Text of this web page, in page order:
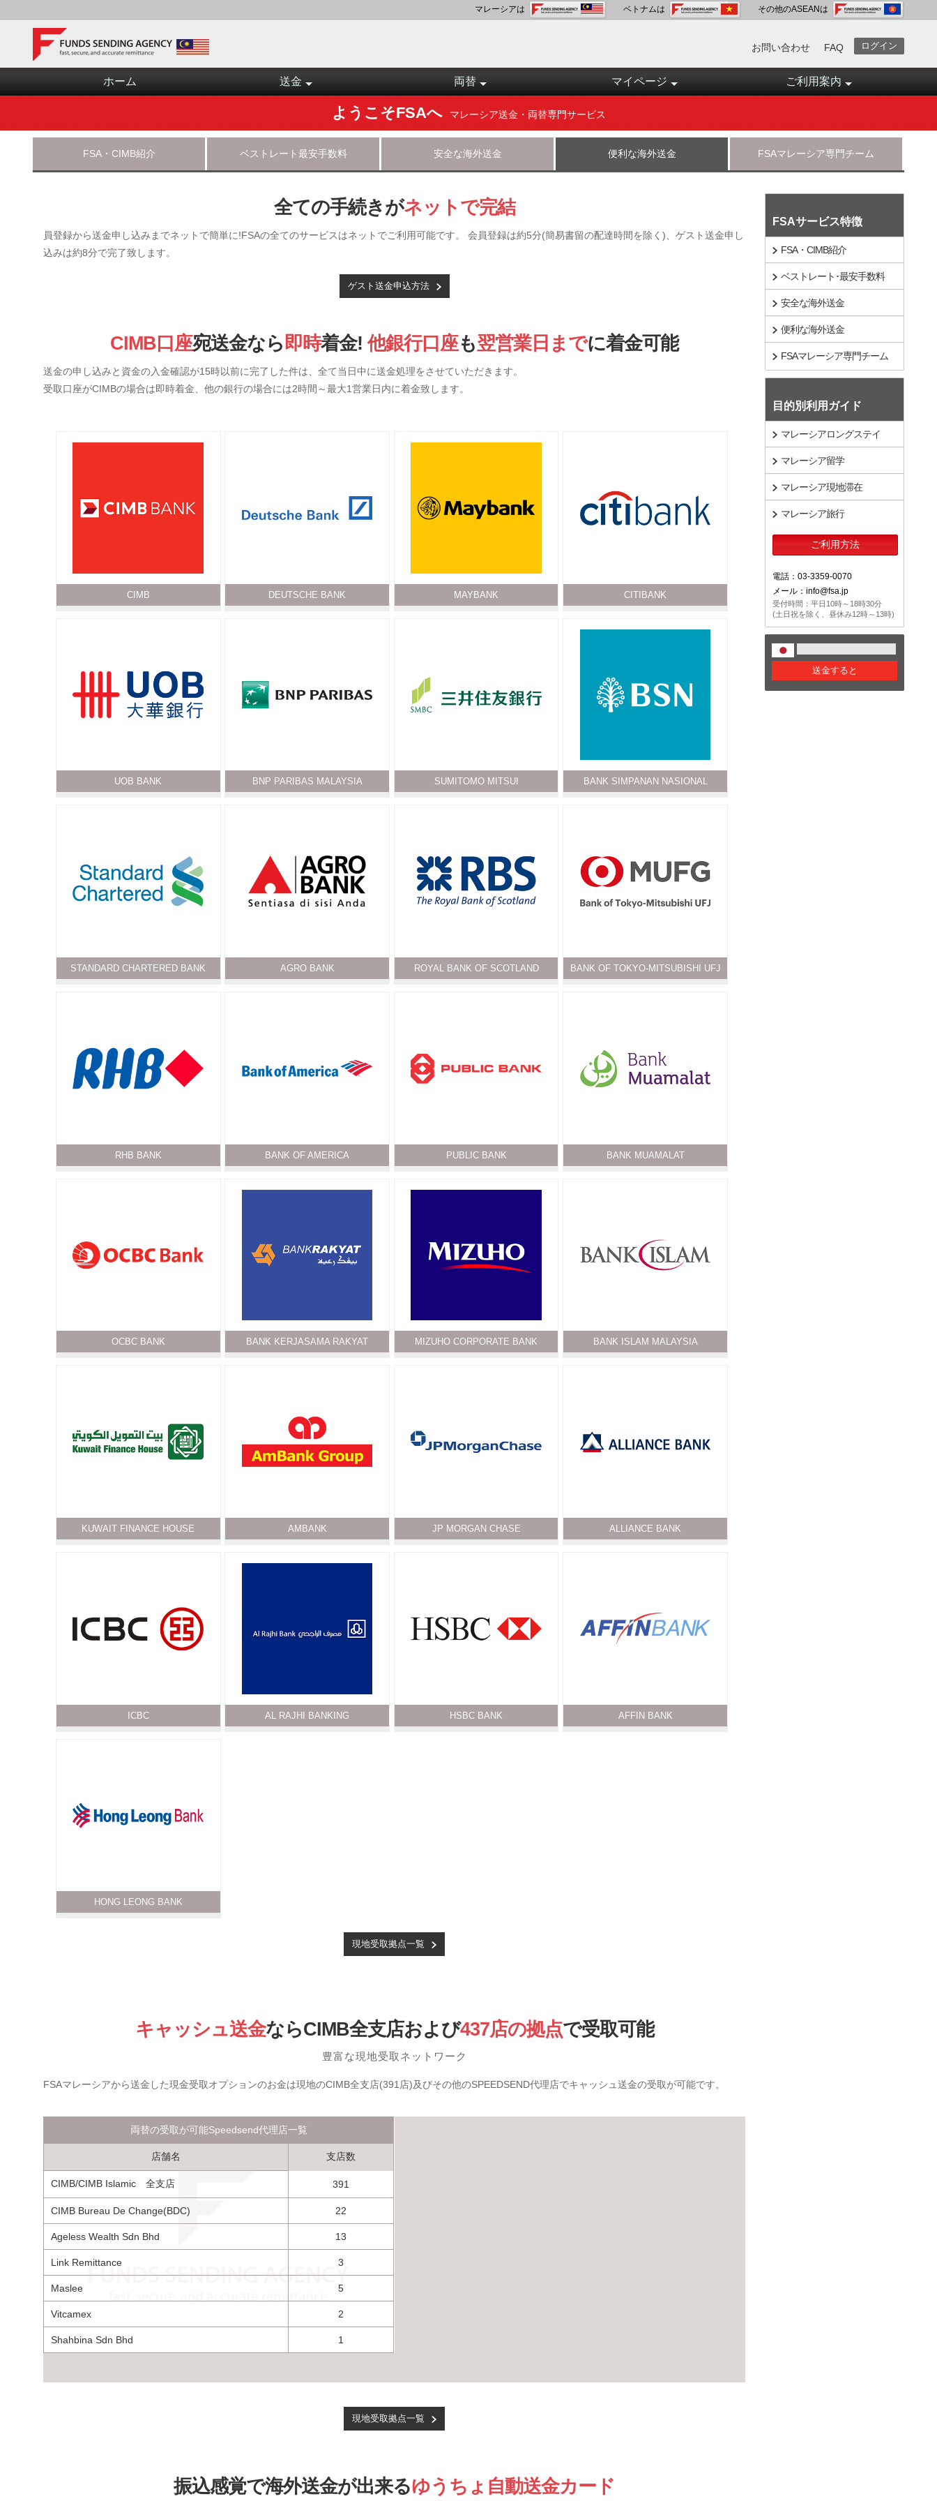
マレーシアは ベトナムは その他のASEANは
お問い合わせ FAQ ログイン
ホーム 送金 両替 マイページ ご利用案内
ようこそFSAへ マレーシア送金・両替専門サービス
FSA・CIMB紹介 ベストレート最安手数料 安全な海外送金 便利な海外送金 FSAマレーシア専門チーム
全ての手続きがネットで完結
員登録から送金申し込みまでネットで簡単に!FSAの全てのサービスはネットでご利用可能です。 会員登録は約5分(簡易書留の配達時間を除く)、ゲスト送金申し
込みは約8分で完了致します。
ゲスト送金申込方法
CIMB口座宛送金なら即時着金!他銀行口座も翌営業日までに着金可能
送金の申し込みと資金の入金確認が15時以前に完了した件は、全て当日中に送金処理をさせていただきます。
受取口座がCIMBの場合は即時着金、他の銀行の場合には2時間～最大1営業日内に着金致します。
CIMB DEUTSCHE BANK MAYBANK CITIBANK
UOB BANK BNP PARIBAS MALAYSIA SUMITOMO MITSUI BANK SIMPANAN NASIONAL
STANDARD CHARTERED BANK AGRO BANK ROYAL BANK OF SCOTLAND BANK OF TOKYO-MITSUBISHI UFJ
RHB BANK BANK OF AMERICA PUBLIC BANK BANK MUAMALAT
OCBC BANK BANK KERJASAMA RAKYAT MIZUHO CORPORATE BANK BANK ISLAM MALAYSIA
KUWAIT FINANCE HOUSE AMBANK JP MORGAN CHASE ALLIANCE BANK
ICBC AL RAJHI BANKING HSBC BANK AFFIN BANK
HONG LEONG BANK
現地受取拠点一覧
キャッシュ送金ならCIMB全支店および437店の拠点で受取可能
豊富な現地受取ネットワーク
FSAマレーシアから送金した現金受取オプションのお金は現地のCIMB全支店(391店)及びその他のSPEEDSEND代理店でキャッシュ送金の受取が可能です。
両替の受取が可能Speedsend代理店一覧
店舗名 支店数
CIMB/CIMB Islamic 全支店 391
CIMB Bureau De Change(BDC) 22
Ageless Wealth Sdn Bhd 13
Link Remittance 3
Maslee 5
Vitcamex 2
Shahbina Sdn Bhd 1
現地受取拠点一覧
振込感覚で海外送金が出来るゆうちょ自動送金カード
FSAサービス特徴
FSA・CIMB紹介
ベストレート･最安手数料
安全な海外送金
便利な海外送金
FSAマレーシア専門チーム
目的別利用ガイド
マレーシアロングステイ
マレーシア留学
マレーシア現地滞在
マレーシア旅行
ご利用方法
電話：03-3359-0070
メール：info@fsa.jp
受付時間：平日10時～18時30分
(土日祝を除く、昼休み12時～13時)
送金すると